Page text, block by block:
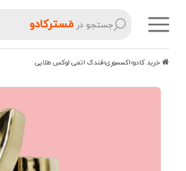
جستجو درمَسترکادو
اکسسوری فندک اتمی لوکس طلایی